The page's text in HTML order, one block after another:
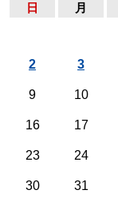
日
月
2 3
9 10
16 17
23 24
30 31